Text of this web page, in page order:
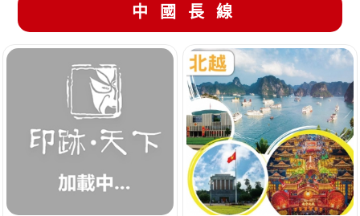
中國長線